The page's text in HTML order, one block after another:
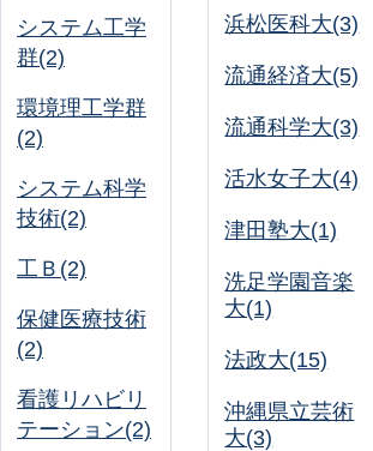
システム工学
群(2)
環境理工学群
(2)
システム科学
技術(2)
工Ｂ(2)
保健医療技術
(2)
看護リハビリ
テーション(2)
浜松医科大(3)
流通経済大(5)
流通科学大(3)
活水女子大(4)
津田塾大(1)
洗足学園音楽
大(1)
法政大(15)
沖縄県立芸術
大(3)